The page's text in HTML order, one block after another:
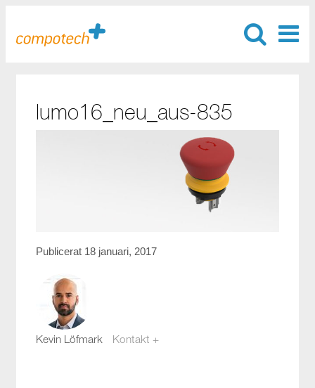
lumo16_neu_aus-835
Publicerat 18 januari, 2017
Kevin Löfmark Kontakt +